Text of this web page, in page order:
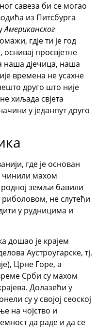
савеза би се могао
из Питсбурга
Американског
гдје ти је год
просвјетне
наша дјечица, наша
времена не усахне
друго што није
хиљада свјета
у једанпут друго
где је основан
чинили махом
родној земљи бавили
не слутећи
у рудницима и
дошао је крајем
Аустроугарске, тј.
Црне Горе, а
Срби су махом
Долазећи у
су у својој сеоској
на чојство и
да раде и да се